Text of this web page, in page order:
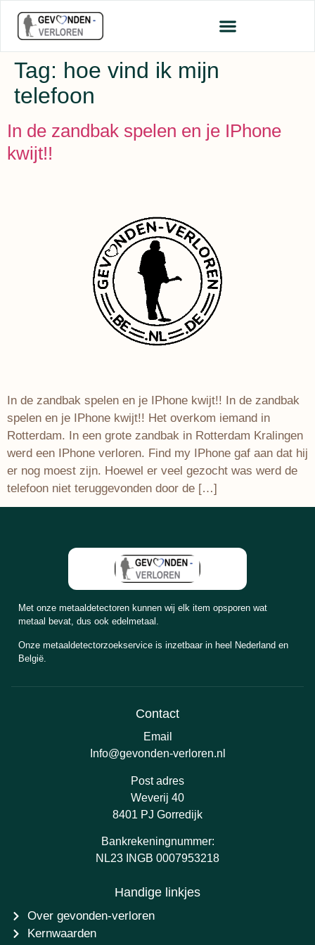
Tag: hoe vind ik mijn
telefoon
In de zandbak spelen en je IPhone
kwijt!!
In de zandbak spelen en je IPhone kwijt!! In de zandbak
spelen en je IPhone kwijt!! Het overkom iemand in
Rotterdam. In een grote zandbak in Rotterdam Kralingen
werd een IPhone verloren. Find my IPhone gaf aan dat hij
er nog moest zijn. Hoewel er veel gezocht was werd de
telefoon niet teruggevonden door de […]
Met onze metaaldetectoren kunnen wij elk item opsporen wat
metaal bevat, dus ook edelmetaal.
Onze metaaldetectorzoekservice is inzetbaar in heel Nederland en
België.
Contact
Email
Info@gevonden-verloren.nl
Post adres
Weverij 40
8401 PJ Gorredijk
Bankrekeningnummer:
NL23 INGB 0007953218
Handige linkjes
Over gevonden-verloren
Kernwaarden